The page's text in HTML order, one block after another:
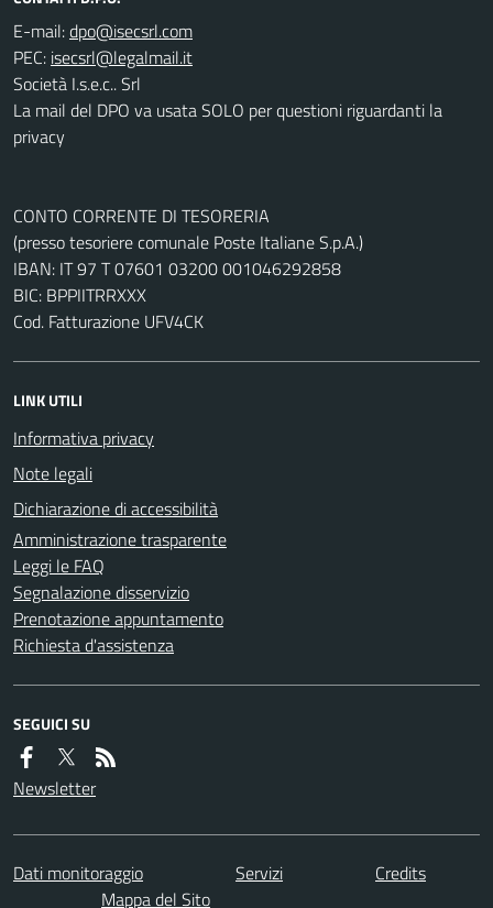
E-mail:
PEC:
Società I.s.e.c.. Srl
La mail del DPO va usata SOLO per questioni riguardanti la
privacy
CONTO CORRENTE DI TESORERIA
(presso tesoriere comunale Poste Italiane S.p.A.)
IBAN: IT 97 T 07601 03200 001046292858
BIC: BPPIITRRXXX
Cod. Fatturazione UFV4CK
LINK UTILI
Informativa privacy
Note legali
Dichiarazione di accessibilità
Amministrazione trasparente
Leggi le FAQ
Segnalazione disservizio
Prenotazione appuntamento
Richiesta d'assistenza
SEGUICI SU
Newsletter
Dati monitoraggio Servizi
Credits
Mappa del Sito